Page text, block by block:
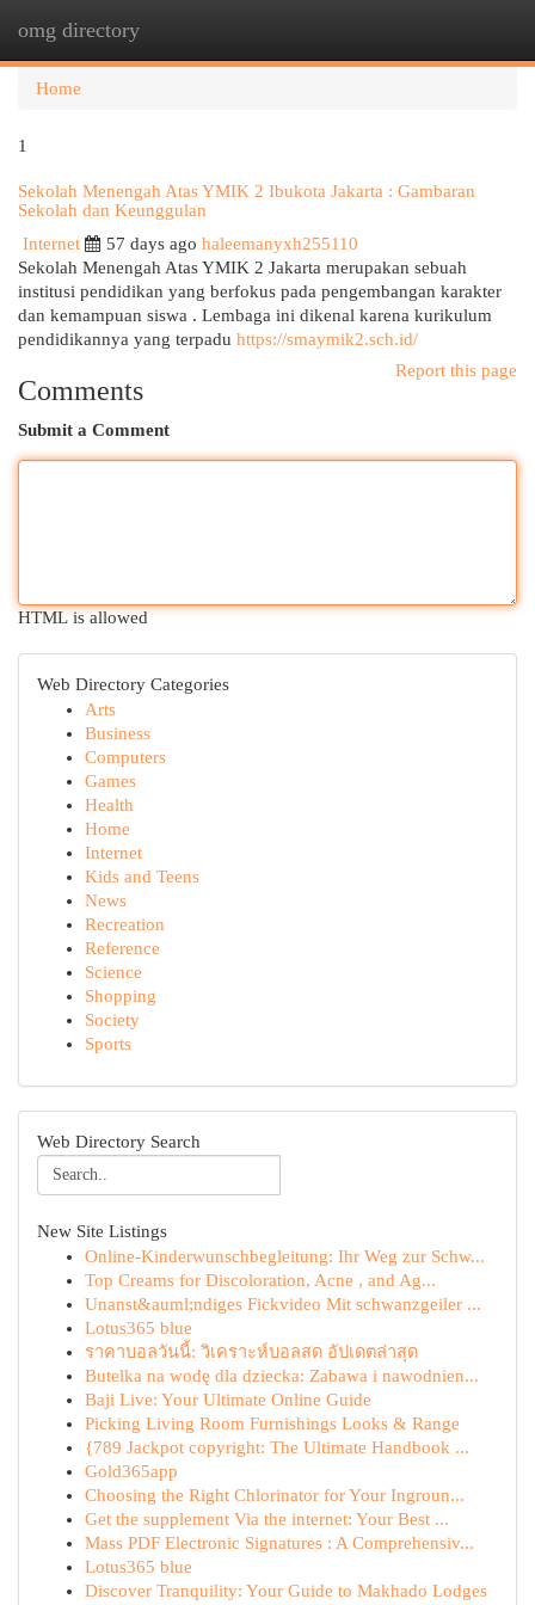
omg directory
Home
1
Sekolah Menengah Atas YMIK 2 Ibukota Jakarta : Gambaran
Sekolah dan Keunggulan
Internet
57 days ago haleemanyxh255110
Sekolah Menengah Atas YMIK 2 Jakarta merupakan sebuah
institusi pendidikan yang berfokus pada pengembangan karakter
dan kemampuan siswa . Lembaga ini dikenal karena kurikulum
pendidikannya yang terpadu https://smaymik2.sch.id/
Report this page
Comments
Submit a Comment
HTML is allowed
Web Directory Categories
Arts
Business
Computers
Games
Health
Home
Internet
Kids and Teens
News
Recreation
Reference
Science
Shopping
Society
Sports
Web Directory Search
New Site Listings
Online-Kinderwunschbegleitung: Ihr Weg zur Schw...
Top Creams for Discoloration, Acne , and Ag...
Unanst&auml;ndiges Fickvideo Mit schwanzgeiler ...
Lotus365 blue
ราคาบอลวันนี้: วิเคราะห์บอลสด อัปเดตล่าสุด
Butelka na wodę dla dziecka: Zabawa i nawodnien...
Baji Live: Your Ultimate Online Guide
Picking Living Room Furnishings Looks & Range
{789 Jackpot copyright: The Ultimate Handbook ...
Gold365app
Choosing the Right Chlorinator for Your Ingroun...
Get the supplement Via the internet: Your Best ...
Mass PDF Electronic Signatures : A Comprehensiv...
Lotus365 blue
Discover Tranquility: Your Guide to Makhado Lodges